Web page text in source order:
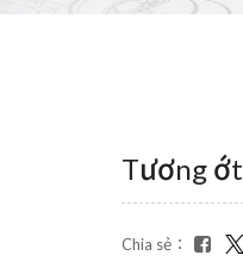
Tương ớt
Chia sẻ：